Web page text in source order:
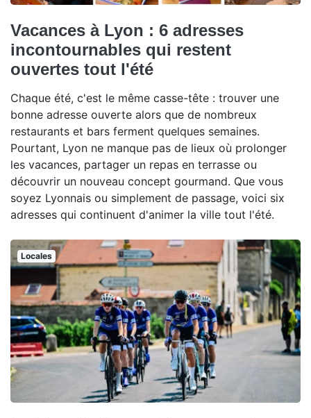
Vacances à Lyon : 6 adresses
incontournables qui restent
ouvertes tout l'été
Chaque été, c'est le même casse-tête : trouver une
bonne adresse ouverte alors que de nombreux
restaurants et bars ferment quelques semaines.
Pourtant, Lyon ne manque pas de lieux où prolonger
les vacances, partager un repas en terrasse ou
découvrir un nouveau concept gourmand. Que vous
soyez Lyonnais ou simplement de passage, voici six
adresses qui continuent d'animer la ville tout l'été.
Locales